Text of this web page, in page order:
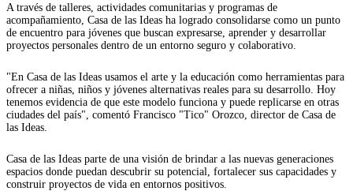
A través de talleres, actividades comunitarias y programas de
acompañamiento, Casa de las Ideas ha logrado consolidarse como un punto
de encuentro para jóvenes que buscan expresarse, aprender y desarrollar
proyectos personales dentro de un entorno seguro y colaborativo.
"En Casa de las Ideas usamos el arte y la educación como herramientas para
ofrecer a niñas, niños y jóvenes alternativas reales para su desarrollo. Hoy
tenemos evidencia de que este modelo funciona y puede replicarse en otras
ciudades del país", comentó Francisco "Tico" Orozco, director de Casa de
las Ideas.
Casa de las Ideas parte de una visión de brindar a las nuevas generaciones
espacios donde puedan descubrir su potencial, fortalecer sus capacidades y
construir proyectos de vida en entornos positivos.